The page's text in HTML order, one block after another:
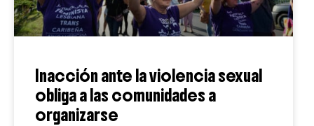
Inacción ante la violencia sexual
obliga a las comunidades a
organizarse